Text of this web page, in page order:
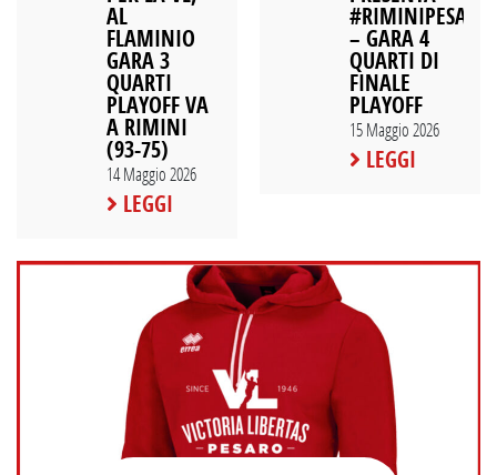
AL
FLAMINIO
GARA 3
QUARTI
PLAYOFF VA
A RIMINI
(93-75)
14 Maggio 2026
LEGGI
#RIMINIPESARO
– GARA 4
QUARTI DI
FINALE
PLAYOFF
15 Maggio 2026
LEGGI